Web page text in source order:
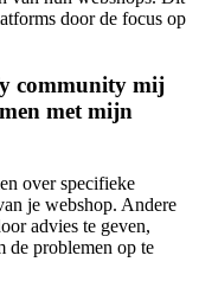
door de focus op
community mij
met mijn
over specifieke
je webshop. Andere
advies te geven,
de problemen op te